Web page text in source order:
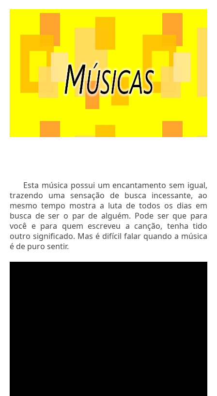
Esta música possui um encantamento sem igual,
trazendo uma sensação de busca incessante, ao
mesmo tempo mostra a luta de todos os dias em
busca de ser o par de alguém. Pode ser que para
você e para quem escreveu a canção, tenha tido
outro significado. Mas é difícil falar quando a música
é de puro sentir.